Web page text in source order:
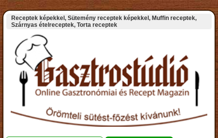
Receptek képekkel, Sütemény receptek képekkel, Muffin receptek,
Szárnyas ételreceptek, Torta receptek